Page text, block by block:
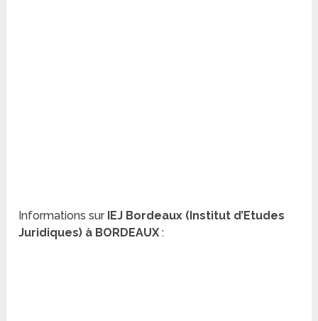
Informations sur IEJ Bordeaux (Institut d’Etudes
Juridiques) à BORDEAUX :